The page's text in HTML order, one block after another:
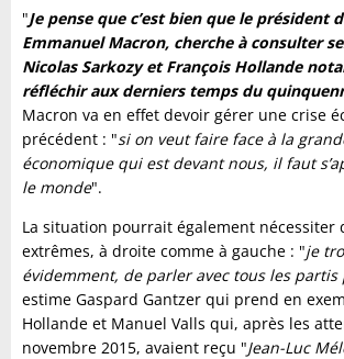
"Je pense que c’est bien que le président
Emmanuel Macron, cherche à consulter
Nicolas Sarkozy et François Hollande
réfléchir aux derniers temps du
Macron va en effet devoir gérer une crise
précédent : "si on veut faire face à la
économique qui est devant nous, il faut
le monde".
La situation pourrait également nécessiter
extrêmes, à droite comme à gauche : "je
évidemment, de parler avec tous les
estime Gaspard Gantzer qui prend en
Hollande et Manuel Valls qui, après les
novembre 2015, avaient reçu "Jean-Luc